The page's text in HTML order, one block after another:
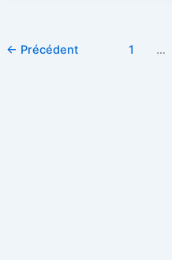
← Précédent 1 …